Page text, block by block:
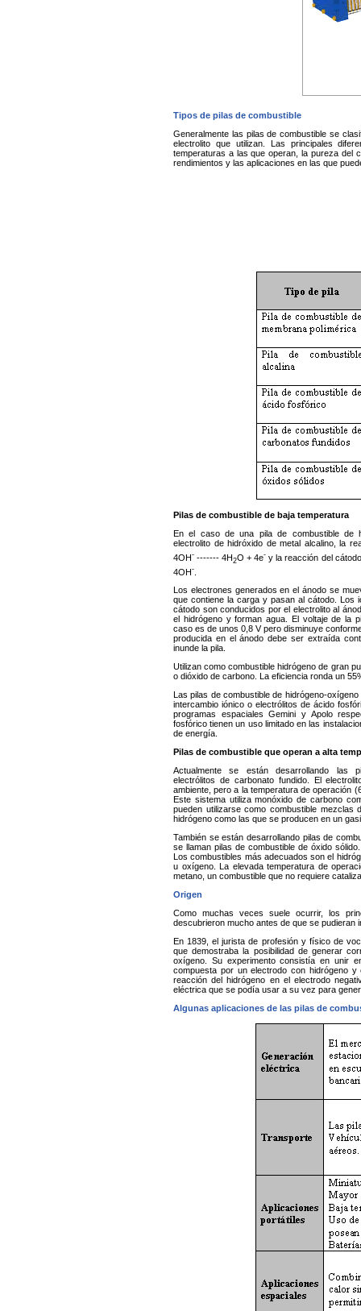
Tipos de pilas de combustible
Generalmente las pilas de combustible se
electrolito que utilizan. Las principales
temperaturas a las que operan, la pureza del
rendimientos y las aplicaciones en las que
Pilas de combustible de baja temperatura
En el caso de una pila de combustible de
electrolito de hidróxido de metal alcalino, la
4OH- ------- 4H2O + 4e- y la reacción del
4OH-
Los electrones generados en el ánodo se
que contiene la carga y pasan al cátodo. Los
cátodo son conducidos por el electrolito al
el hidrógeno y forman agua. El voltaje de la
caso es de unos 0,8 V pero disminuye
producida en el ánodo debe ser extraída
inunde la pila.
Utilizan como combustible hidrógeno de gran
o dióxido de carbono. La eficiencia ronda un
Las pilas de combustible de hidrógeno-
intercambio iónico o electrólitos de ácido
programas espaciales Gemini y Apolo
fosfórico tienen un uso limitado en las
de energía.
Pilas de combustible que operan a alta
Actualmente se están desarrollando las
electrólitos de carbonato fundido. El
ambiente, pero a la temperatura de operación
Este sistema utiliza monóxido de carbono
pueden utilizarse como combustible mezclas
hidrógeno como las que se producen en un
También se están desarrollando pilas de
se llaman pilas de combustible de óxido
Los combustibles más adecuados son el
u oxígeno. La elevada temperatura de
metano, un combustible que no requiere
Origen
Como muchas veces suele ocurrir, los
descubrieron mucho antes de que se pudieran
En 1839, el jurista de profesión y físico de
que demostraba la posibilidad de generar
oxígeno. Su experimento consistía en unir
compuesta por un electrodo con hidrógeno
reacción del hidrógeno en el electrodo
eléctrica que se podía usar a su vez para
Algunas aplicaciones de las pilas de